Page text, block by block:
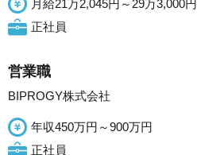
月給21万2,045円～29万3,000円
正社員
営業職
BIPROGY株式会社
年収450万円～900万円
正社員